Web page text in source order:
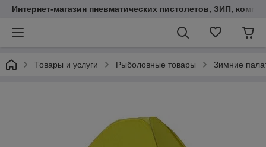
Интернет-магазин пневматических пистолетов, ЗИП,
Товары и услуги Рыболовные товары Зимние